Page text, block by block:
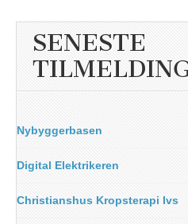
SENESTE
Nybyggerbasen
Digital Elektrikeren
Christianshus Kropsterapi Ivs